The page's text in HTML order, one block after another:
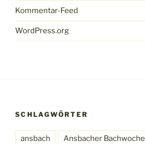
Kommentar-Feed
WordPress.org
SCHLAGWÖRTER
ansbach Ansbacher Bachwoche